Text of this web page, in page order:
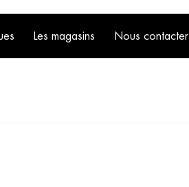
Les magasins Nous contacter